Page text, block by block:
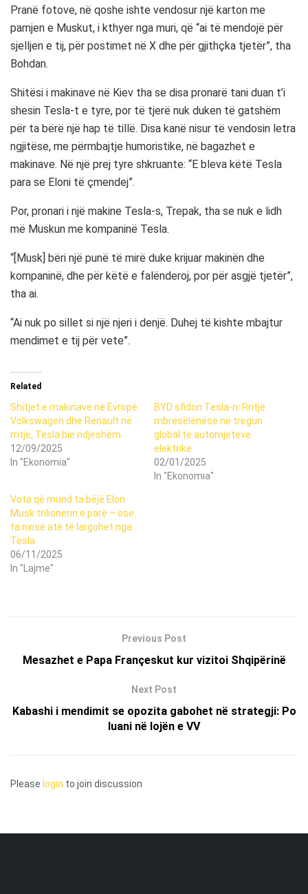
Pranë fotove, në qoshe ishte vendosur një karton me
pamjen e Muskut, i kthyer nga muri, që “ai të mendojë për
sjelljen e tij, për postimet në X dhe për gjithçka tjetër”, tha
Bohdan.
Shitësi i makinave në Kiev tha se disa pronarë tani duan t’i
shesin Tesla-t e tyre, por të tjerë nuk duken të gatshëm
për ta bërë një hap të tillë. Disa kanë nisur të vendosin letra
ngjitëse, me përmbajtje humoristike, në bagazhet e
makinave. Në një prej tyre shkruante: “E bleva këtë Tesla
para se Eloni të çmendej”.
Por, pronari i një makine Tesla-s, Trepak, tha se nuk e lidh
më Muskun me kompaninë Tesla.
“[Musk] bëri një punë të mirë duke krijuar makinën dhe
kompaninë, dhe për këtë e falënderoj, por për asgjë tjetër”,
tha ai.
“Ai nuk po sillet si një njeri i denjë. Duhej të kishte mbajtur
mendimet e tij për vete”.
Related
Shitjet e makinave në Evropë:
Volkswagen dhe Renault në
rritje, Tesla bie ndjeshëm
12/09/2025
In "Ekonomia"
BYD sfidon Tesla-n: Rritje
mbresëlënëse në tregun
global të automjeteve
elektrike
02/01/2025
In "Ekonomia"
​Vota që mund ta bëjë Elon
Musk trilionerin e parë – ose
ta nxisë atë të largohet nga
Tesla
06/11/2025
In "Lajme"
Previous Post
Mesazhet e Papa Françeskut kur vizitoi Shqipërinë
Next Post
Kabashi i mendimit se opozita gabohet në strategji: Po
luani në lojën e VV
Please login to join discussion